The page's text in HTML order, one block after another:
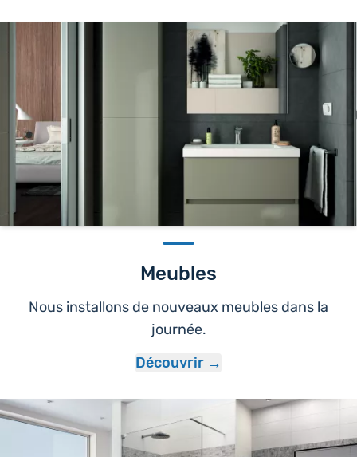
Meubles
Nous installons de nouveaux meubles dans la
journée.
Découvrir